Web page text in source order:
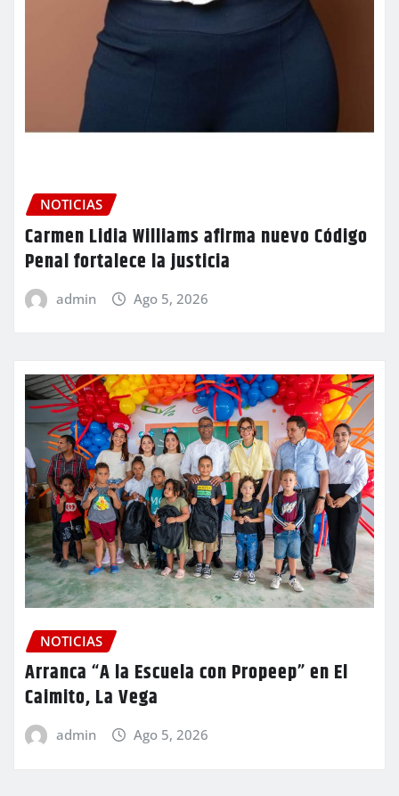
NOTICIAS
Carmen Lidia Williams afirma nuevo Código
Penal fortalece la justicia
admin Ago 5, 2026
NOTICIAS
Arranca “A la Escuela con Propeep” en El
Caimito, La Vega
admin Ago 5, 2026